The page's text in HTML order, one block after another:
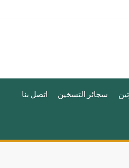
سجائر التسخين اتصل بنا